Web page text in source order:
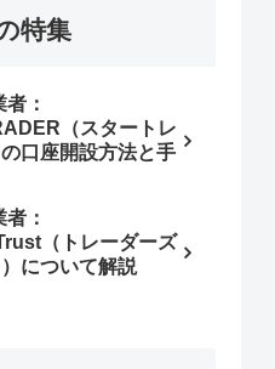
特集
：
（スタートレ
口座開設方法と手
：
（トレーダーズ
）について解説